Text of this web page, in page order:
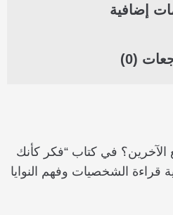
إضافية
(0)
في كتاب “فكر كأنك
قراءة الشخصيات وفهم النوايا